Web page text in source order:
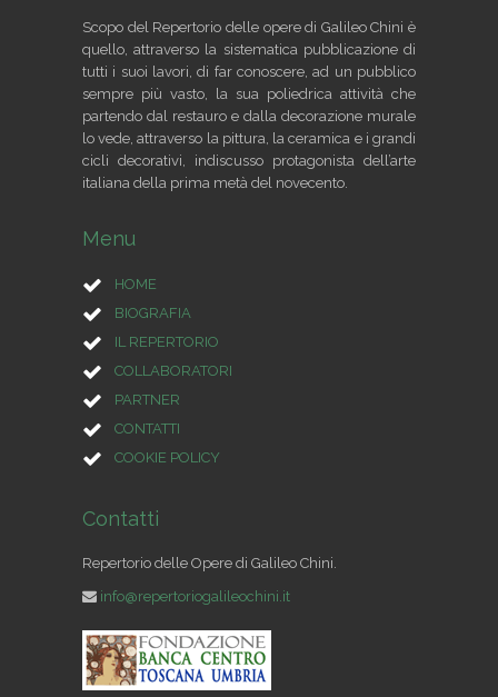
Scopo del Repertorio delle opere di Galileo Chini è
quello, attraverso la sistematica pubblicazione di
tutti i suoi lavori, di far conoscere, ad un pubblico
sempre più vasto, la sua poliedrica attività che
partendo dal restauro e dalla decorazione murale
lo vede, attraverso la pittura, la ceramica e i grandi
cicli decorativi, indiscusso protagonista dell’arte
italiana della prima metà del novecento.
Menu
HOME
BIOGRAFIA
IL REPERTORIO
COLLABORATORI
PARTNER
CONTATTI
COOKIE POLICY
Contatti
Repertorio delle Opere di Galileo Chini.
info@repertoriogalileochini.it